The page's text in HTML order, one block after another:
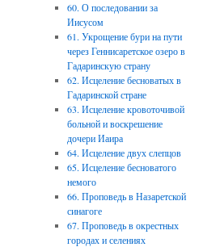
60. О последовании за
Иисусом
61. Укрощение бури на пути
через Геннисаретское озеро в
Гадаринскую страну
62. Исцеление бесноватых в
Гадаринской стране
63. Исцеление кровоточивой
больной и воскрешение
дочери Иаира
64. Исцеление двух слепцов
65. Исцеление бесноватого
немого
66. Проповедь в Назаретской
синагоге
67. Проповедь в окрестных
городах и селениях